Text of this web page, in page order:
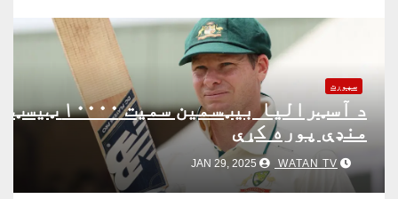
سپورت
د آسټرالیا بیټسمین سمیت ۱۰۰۰۰ ټیسټ
منډې پوره کړې
WATAN TV